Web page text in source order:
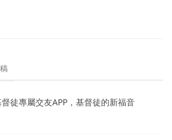
督徒專屬交友APP，基督徒的新福音